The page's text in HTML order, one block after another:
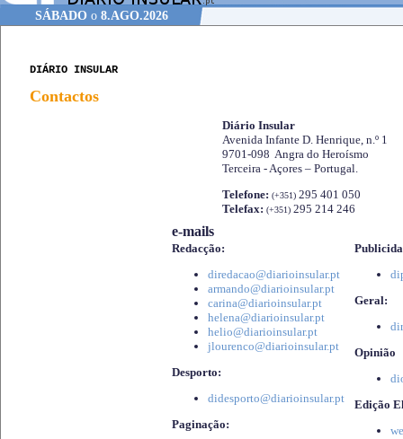
SÁBADOo 8.AGO.2026
DIÁRIO INSULAR
Contactos
Diário Insular
Avenida Infante D. Henrique, n.º 1
9701-098 Angra do Heroísmo
Terceira - Açores – Portugal.
Telefone: (+351) 295 401 050
Telefax: (+351) 295 214 246
e-mails
Redacção:
diredacao@diarioinsular.pt
armando@diarioinsular.pt
carina@diarioinsular.pt
helena@diarioinsular.pt
helio@diarioinsular.pt
jlourenco@diarioinsular.pt
Desporto:
didesporto@diarioinsular.pt
Paginação:
Geral:
Opinião
Edição